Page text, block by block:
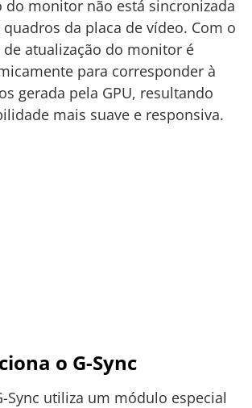
do monitor não está sincronizada
da placa de vídeo. Com o
de atualização do monitor é
para corresponder à
gerada pela GPU, resultando
mais suave e responsiva.
o G-Sync
Sync utiliza um módulo especial